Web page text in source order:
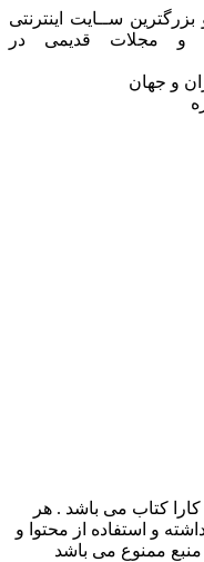
بزرگترین ســایت اینترنتی
و مجلات قدیمی در
و جهان
کتاب می باشد . هر
و استفاده از محتوا و
ممنوع می باشد